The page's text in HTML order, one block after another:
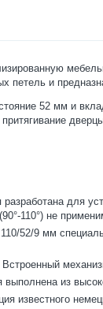
петель и
52 мм и
разработана для
110°) не
52/9 мм
из
известного